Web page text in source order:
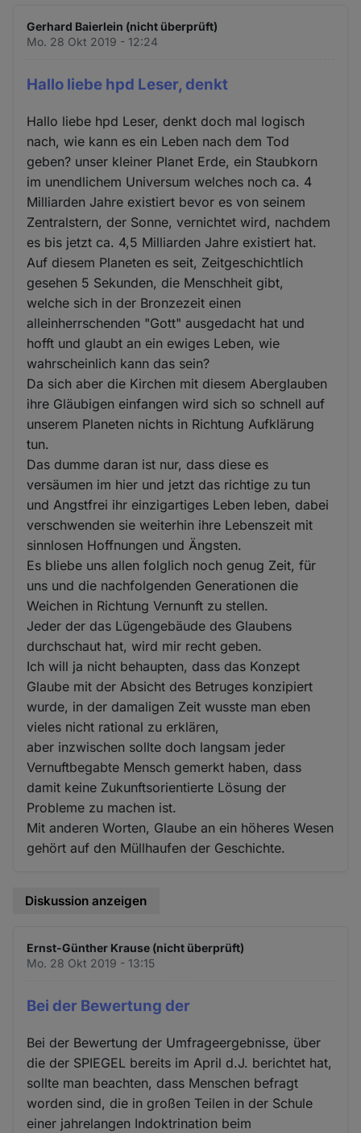
Gerhard Baierlein (nicht überprüft)
Mo. 28 Okt 2019 - 12:24
Hallo liebe hpd Leser, denkt
Hallo liebe hpd Leser, denkt doch mal logisch
nach, wie kann es ein Leben nach dem Tod
geben? unser kleiner Planet Erde, ein Staubkorn
im unendlichem Universum welches noch ca. 4
Milliarden Jahre existiert bevor es von seinem
Zentralstern, der Sonne, vernichtet wird, nachdem
es bis jetzt ca. 4,5 Milliarden Jahre existiert hat.
Auf diesem Planeten es seit, Zeitgeschichtlich
gesehen 5 Sekunden, die Menschheit gibt,
welche sich in der Bronzezeit einen
alleinherrschenden "Gott" ausgedacht hat und
hofft und glaubt an ein ewiges Leben, wie
wahrscheinlich kann das sein?
Da sich aber die Kirchen mit diesem Aberglauben
ihre Gläubigen einfangen wird sich so schnell auf
unserem Planeten nichts in Richtung Aufklärung
tun.
Das dumme daran ist nur, dass diese es
versäumen im hier und jetzt das richtige zu tun
und Angstfrei ihr einzigartiges Leben leben, dabei
verschwenden sie weiterhin ihre Lebenszeit mit
sinnlosen Hoffnungen und Ängsten.
Es bliebe uns allen folglich noch genug Zeit, für
uns und die nachfolgenden Generationen die
Weichen in Richtung Vernunft zu stellen.
Jeder der das Lügengebäude des Glaubens
durchschaut hat, wird mir recht geben.
Ich will ja nicht behaupten, dass das Konzept
Glaube mit der Absicht des Betruges konzipiert
wurde, in der damaligen Zeit wusste man eben
vieles nicht rational zu erklären,
aber inzwischen sollte doch langsam jeder
Vernuftbegabte Mensch gemerkt haben, dass
damit keine Zukunftsorientierte Lösung der
Probleme zu machen ist.
Mit anderen Worten, Glaube an ein höheres Wesen
gehört auf den Müllhaufen der Geschichte.
Diskussion anzeigen
Ernst-Günther Krause (nicht überprüft)
Mo. 28 Okt 2019 - 13:15
Bei der Bewertung der
Bei der Bewertung der Umfrageergebnisse, über
die der SPIEGEL bereits im April d.J. berichtet hat,
sollte man beachten, dass Menschen befragt
worden sind, die in großen Teilen in der Schule
einer jahrelangen Indoktrination beim